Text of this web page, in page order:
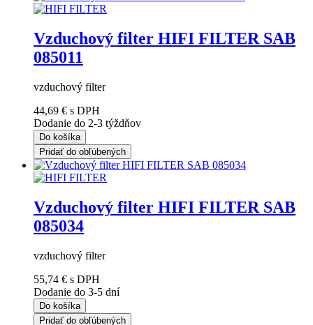
Vzduchový filter HIFI FILTER SAB
085011
vzduchový filter
44,69 € s DPH
Dodanie do 2-3 týždňov
Do košíka
Pridať do obľúbených
Vzduchový filter HIFI FILTER SAB
085034
vzduchový filter
55,74 € s DPH
Dodanie do 3-5 dní
Do košíka
Pridať do obľúbených